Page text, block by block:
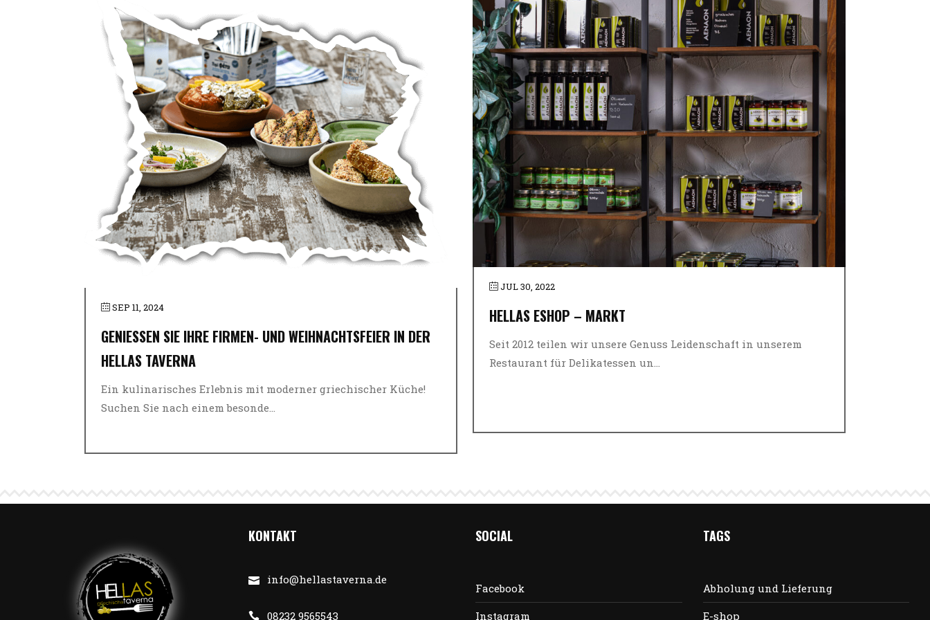
SEP 11, 2024
GENIESSEN SIE IHRE FIRMEN- UND WEIHNACHTSFEIER IN DER H
ELLAS TAVERNA
Ein kulinarisches Erlebnis mit moderner griechischer Küche!
Suchen Sie nach einem besonde...
JUL 30, 2022
HELLAS ESHOP – MARKT
Seit 2012 teilen wir unsere Genuss Leidenschaft in unserem
Restaurant für Delikatessen un...
KONTAKT
info@hellastaverna.de
08232 9565543
SOCIAL
Facebook
Instagram
TAGS
Abholung und Lieferung
E-shop